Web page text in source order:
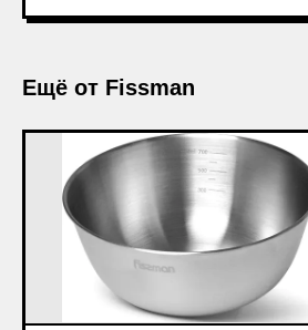
Ещё от Fissman